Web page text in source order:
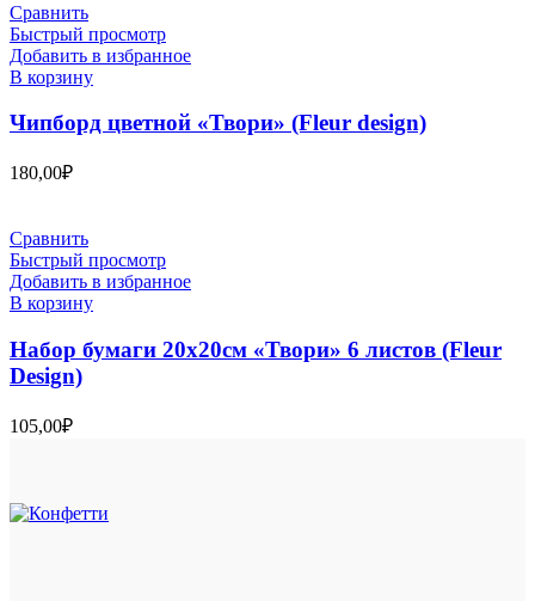
Сравнить
Быстрый просмотр
Добавить в избранное
В корзину
Чипборд цветной «Твори» (Fleur design)
180,00₽
Сравнить
Быстрый просмотр
Добавить в избранное
В корзину
Набор бумаги 20х20см «Твори» 6 листов (Fleur
Design)
105,00₽